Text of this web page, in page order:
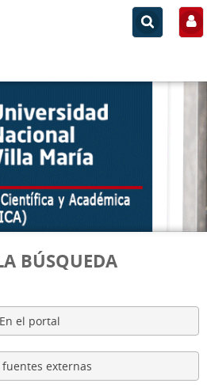
BÚSQUEDA
En el portal
fuentes externas